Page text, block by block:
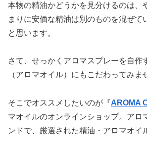
本物の精油かどうかを見分けるのは、
まりに安価な精油は別のものを混ぜて
と思います。
さて、せっかくアロマスプレーを自作
（アロマオイル）にもこだわってみま
そこでオススメしたいのが『AROMA
マオイルのオンラインショップ。アロ
ンドで、厳選された精油・アロマオイ